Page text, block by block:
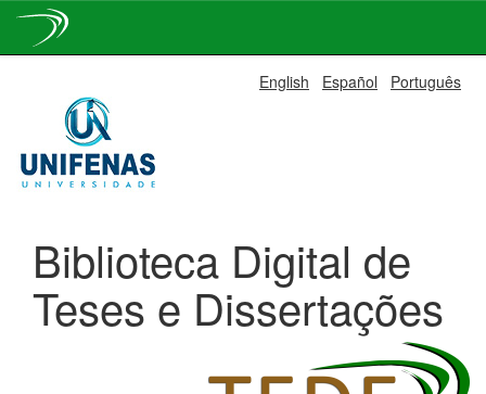
navigation
English Español Português
Biblioteca Digital de
Teses e Dissertações